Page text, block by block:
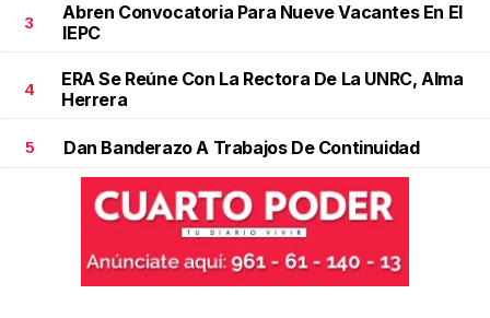
3
Abren Convocatoria Para Nueve Vacantes En El
IEPC
4
ERA Se Reúne Con La Rectora De La UNRC, Alma
Herrera
5 Dan Banderazo A Trabajos De Continuidad